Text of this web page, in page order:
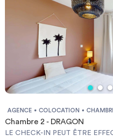
AGENCE COLOCATION
Chambre 2 - DRAGON
LE CHECK-IN PEUT ÊTRE